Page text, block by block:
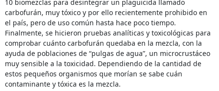
10 biomezclas para desintegrar un plaguicida llamado
carbofurán, muy tóxico y por ello recientemente prohibido en
el país, pero de uso común hasta hace poco tiempo.
Finalmente, se hicieron pruebas analíticas y toxicológicas para
comprobar cuánto carbofurán quedaba en la mezcla, con la
ayuda de poblaciones de “pulgas de agua”, un microcrustáceo
muy sensible a la toxicidad. Dependiendo de la cantidad de
estos pequeños organismos que morían se sabe cuán
contaminante y tóxica es la mezcla.